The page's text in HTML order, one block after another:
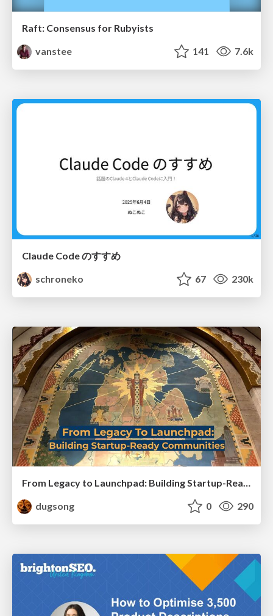
Raft: Consensus for Rubyists
vanstee
141 7.6k
Claude Code のすすめ
schroneko
67 230k
From Legacy to Launchpad: Building Startup-Ready Communities
dugsong
0 290